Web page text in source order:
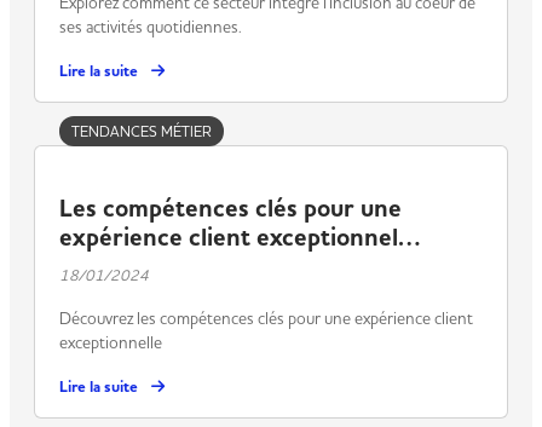
ses activités quotidiennes.
Lire la suite
TENDANCES MÉTIER
Les compétences clés pour une
expérience client exceptionnel…
18/01/2024
Découvrez les compétences clés pour une expérience client
exceptionnelle
Lire la suite